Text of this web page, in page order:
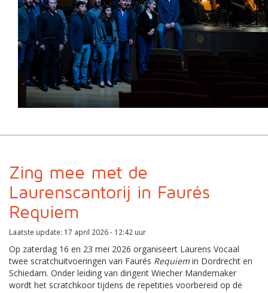
Zing mee met de
Laurenscantorij in Faurés
Requiem
Laatste update: 17 april 2026 - 12:42 uur
Op zaterdag 16 en 23 mei 2026 organiseert Laurens Vocaal
twee scratchuitvoeringen van Faurés Requiemin Dordrecht en
Schiedam. Onder leiding van dirigent Wiecher Mandemaker
wordt het scratchkoor tijdens de repetities voorbereid op de